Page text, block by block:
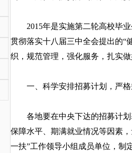
2015年是实施第二轮高校毕业
贯彻落实十八届三中全会提出的“
织，规范管理，强化服务，扎实
一、科学安排招募计划，严格
各地要在中央下达的招募计划
保障水平、期满就业情况等因素
一扶”工作领导小组成员单位，制